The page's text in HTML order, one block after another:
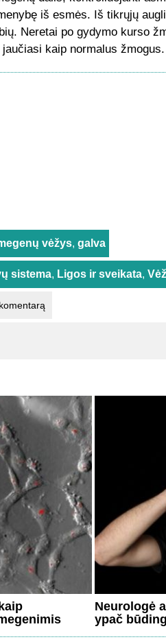
iš esmės. Iš tikrųjų
Neretai po gydymo kurso
kaip normalus žmogus.
vėžys, galva
sistema, Ligos ir sveikata,
Neurologė
ypač